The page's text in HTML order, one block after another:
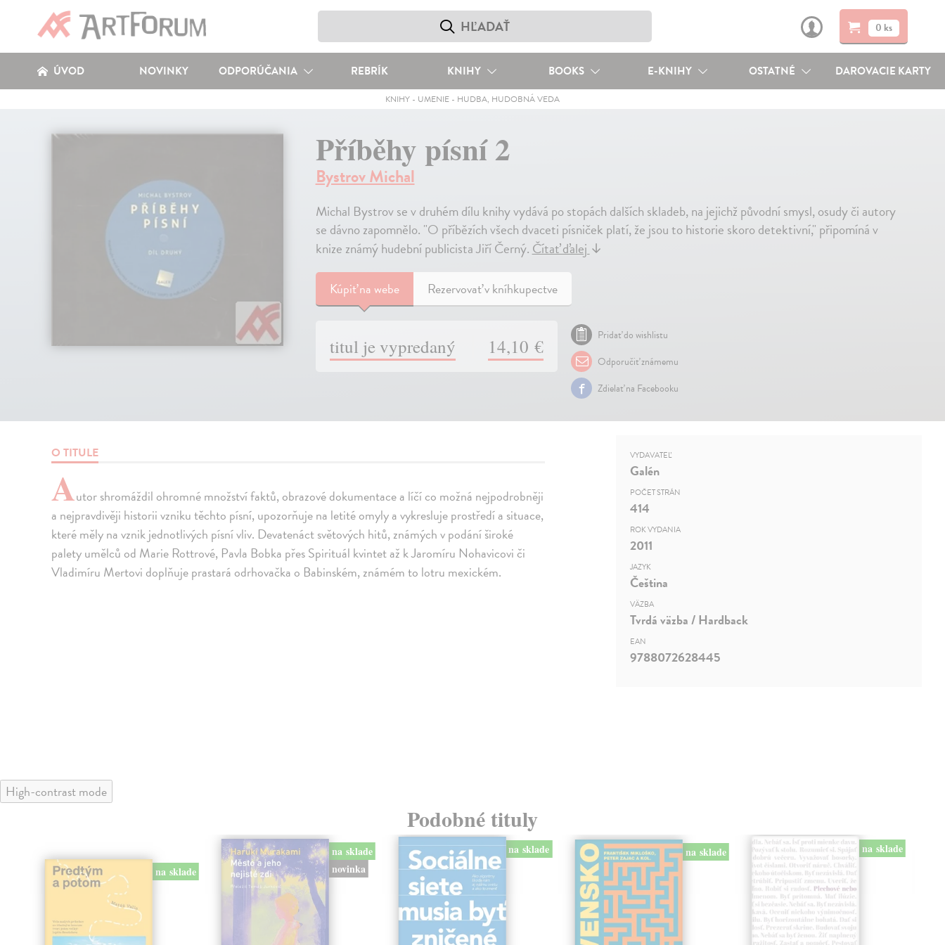
0 ks
ÚVOD NOVINKY ODPORÚČANIA REBRÍK KNIHY BOOKS E-KNIHY OSTATNÉ DAROVACIE KARTY
KNIHY- UMENIE- HUDBA, HUDOBNÁ VEDA
Příběhy písní 2
Bystrov Michal
Michal Bystrov se v druhém dílu knihy vydává po stopách dalších skladeb, na jejichž původní smysl, osudy či autory
se dávno zapomnělo. "O příbězích všech dvaceti písniček platí, že jsou to historie skoro detektivní," připomíná v
knize známý hudební publicista Jiří Černý.Čítať ďalej↓
Kúpiťna webe Rezervovať v kníhkupectve
titul je vypredaný 14,10 €
Pridať do wishlistu
Odporučiť známemu
Zdielať na Facebooku
O TITULE
Autor shromáždil ohromné množství faktů, obrazové dokumentace a líčí co možná nejpodrobněji
a nejpravdivěji historii vzniku těchto písní, upozorňuje na letité omyly a vykresluje prostředí a situace,
které měly na vznik jednotlivých písní vliv. Devatenáct světových hitů, známých v podání široké
palety umělců od Marie Rottrové, Pavla Bobka přes Spirituál kvintet až k Jaromíru Nohavicovi či
Vladimíru Mertovi doplňuje prastará odrhovačka o Babinském, známém to lotru mexickém.
VYDAVATEĽ
Galén
POČET STRÁN
414
ROK VYDANIA
2011
JAZYK
Čeština
VÄZBA
Tvrdá väzba / Hardback
EAN
9788072628445
High-contrast mode
Podobné tituly
na sklade
na sklade
novinka
na sklade na sklade na sklade